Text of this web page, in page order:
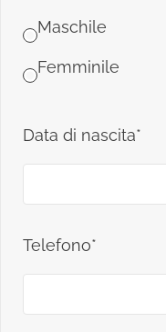
Maschile
Femminile
Data di nascita*
Telefono*